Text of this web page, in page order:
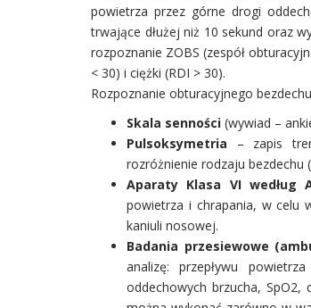
powietrza przez górne drogi
trwające dłużej niż 10 sekund oraz
rozpoznanie ZOBS (zespół
< 30) i ciężki (RDI > 30).
Rozpoznanie obturacyjnego
Skala senności (wywiad –
Pulsoksymetria – zapis
rozróżnienie rodzaju bezdechu
Aparaty Klasa VI według
powietrza i chrapania, w celu
kaniuli nosowej.
Badania przesiewowe
analizę: przepływu
oddechowych brzucha, SpO2,